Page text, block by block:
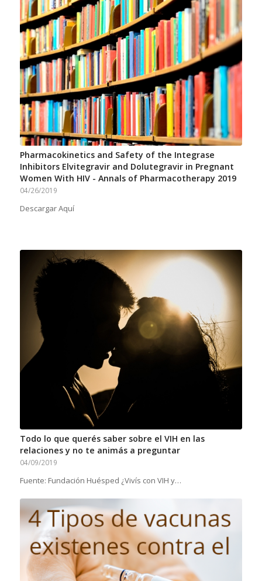
Pharmacokinetics and Safety of the Integrase
Inhibitors Elvitegravir and Dolutegravir in Pregnant
Women With HIV - Annals of Pharmacotherapy 2019
04/26/2019
Descargar Aquí
Todo lo que querés saber sobre el VIH en las
relaciones y no te animás a preguntar
04/09/2019
Fuente: Fundación Huésped ¿Vivís con VIH y…